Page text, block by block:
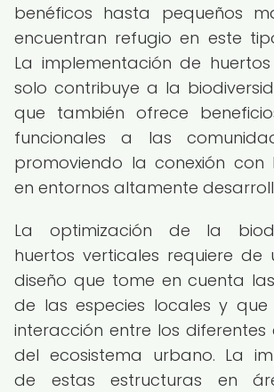
benéficos hasta pequeños
encuentran refugio en este
La implementación de
solo contribuye a la
que también ofrece
funcionales a las
promoviendo la conexión con
en entornos altamente
La optimización de la
huertos verticales requiere de
diseño que tome en cuenta
de las especies locales y
interacción entre los diferentes
del ecosistema urbano. La
de estas estructuras en